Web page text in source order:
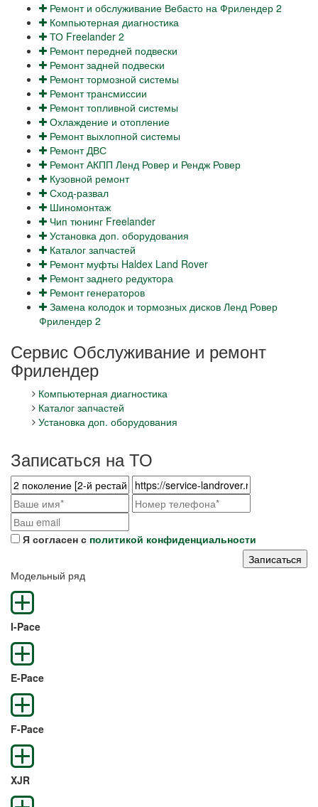
Ремонт и обслуживание Вебасто на Фрилендер 2
Компьютерная диагностика
ТО Freelander 2
Ремонт передней подвески
Ремонт задней подвески
Ремонт тормозной системы
Ремонт трансмиссии
Ремонт топливной системы
Охлаждение и отопление
Ремонт выхлопной системы
Ремонт ДВС
Ремонт АКПП Ленд Ровер и Рендж Ровер
Кузовной ремонт
Сход-развал
Шиномонтаж
Чип тюнинг Freelander
Установка доп. оборудования
Каталог запчастей
Ремонт муфты Haldex Land Rover
Ремонт заднего редуктора
Ремонт генераторов
Замена колодок и тормозных дисков Ленд Ровер
Фрилендер 2
Сервис Обслуживание и ремонт
Фрилендер
Компьютерная диагностика
Каталог запчастей
Установка доп. оборудования
Записаться на ТО
Я согласен с политикой конфиденциальности
Модельный ряд
I-Pace
E-Pace
F-Pace
XJR